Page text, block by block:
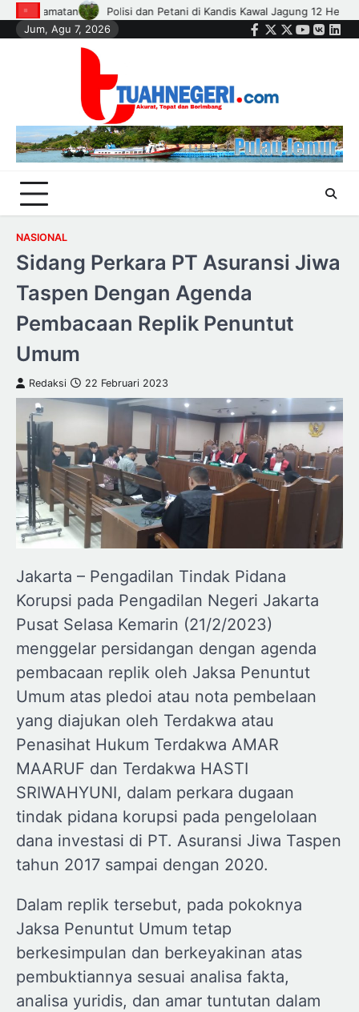
Skip
to
Ikhtiar Menjaga Ketahanan Pangan
KKIH Gelar
Jum, Agu 7, 2026
Facebook
Twitter
Instagram
Youtube
VK
NASIONAL
Sidang Perkara PT Asuransi Jiwa
Taspen Dengan Agenda
Pembacaan Replik Penuntut
Umum
Redaksi 22 Februari 2023
Jakarta – Pengadilan Tindak Pidana
Korupsi pada Pengadilan Negeri Jakarta
Pusat Selasa Kemarin (21/2/2023)
menggelar persidangan dengan agenda
pembacaan replik oleh Jaksa Penuntut
Umum atas pledoi atau nota pembelaan
yang diajukan oleh Terdakwa atau
Penasihat Hukum Terdakwa AMAR
MAARUF dan Terdakwa HASTI
SRIWAHYUNI, dalam perkara dugaan
tindak pidana korupsi pada pengelolaan
dana investasi di PT. Asuransi Jiwa Taspen
tahun 2017 sampai dengan 2020.
Dalam replik tersebut, pada pokoknya
Jaksa Penuntut Umum tetap
berkesimpulan dan berkeyakinan atas
pembuktiannya sesuai analisa fakta,
analisa yuridis, dan amar tuntutan dalam